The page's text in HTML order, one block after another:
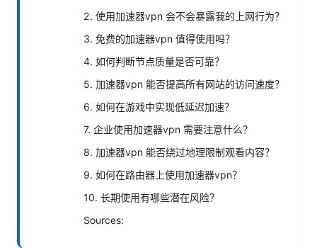
2. 使用加速器vpn 会不会暴露我的上网行为？
3. 免费的加速器vpn 值得使用吗？
4. 如何判断节点质量是否可靠？
5. 加速器vpn 能否提高所有网站的访问速度？
6. 如何在游戏中实现低延迟加速？
7. 企业使用加速器vpn 需要注意什么？
8. 加速器vpn 能否绕过地理限制观看内容？
9. 如何在路由器上使用加速器vpn？
10. 长期使用有哪些潜在风险？
Sources: